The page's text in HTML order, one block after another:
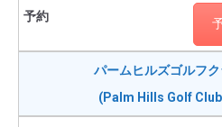
パームヒルズゴルフ
(Palm Hills Golf